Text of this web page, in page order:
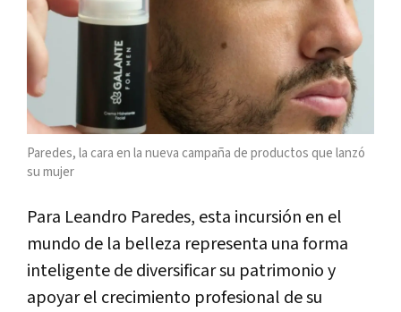
Paredes, la cara en la nueva campaña de productos que lanzó
su mujer
Para Leandro Paredes, esta incursión en el
mundo de la belleza representa una forma
inteligente de diversificar su patrimonio y
apoyar el crecimiento profesional de su